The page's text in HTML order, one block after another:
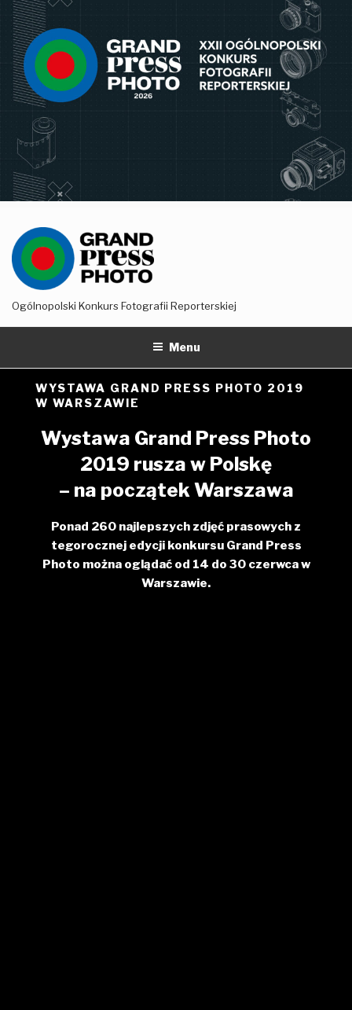
Przejdź
do
treści
Ogólnopolski Konkurs Fotografii Reporterskiej
Menu
WYSTAWA GRAND PRESS PHOTO 2019
W WARSZAWIE
Wystawa Grand Press Photo
2019 rusza w Polskę
– na początek Warszawa
Ponad 260 najlepszych zdjęć prasowych z
tegorocznej edycji konkursu Grand Press
Photo można oglądać od 14 do 30 czerwca w
Warszawie.